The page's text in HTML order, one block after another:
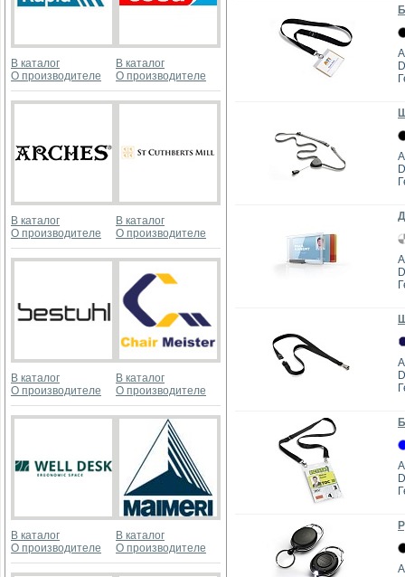
В каталог
О производителе
В каталог
О производителе
В каталог
О производителе
В каталог
О производителе
В каталог
О производителе
В каталог
О производителе
В каталог
О производителе
В каталог
О производителе